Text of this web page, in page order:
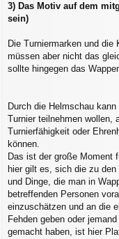
3) Das Motiv auf dem
sein)
Die Turniermarken und
müssen aber nicht das
sollte hingegen das
Durch die Helmschau
Turnier teilnehmen wollen,
Turnierfähigkeit oder
können.
Das ist der große Moment
hier gilt es, sich die zu
und Dinge, die man in
betreffenden Personen
einzuschätzen und an die
Fehden geben oder
gemacht haben, ist hier